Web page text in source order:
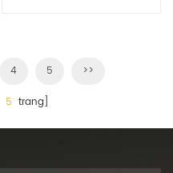
4 5 >>
5 trang]